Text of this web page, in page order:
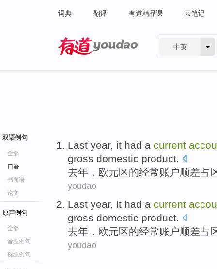
词典 翻译 有道精品课 云笔记
中英
双语例句
全部
口语
书面语
论文
原声例句
全部
音频例句
视频例句
Last year, it had a current
gross domestic product.
去年 ，欧元区的经常账户顺差占
youdao
Last year, it had a current
gross domestic product.
去年 ，欧元区的经常账户顺差占
youdao